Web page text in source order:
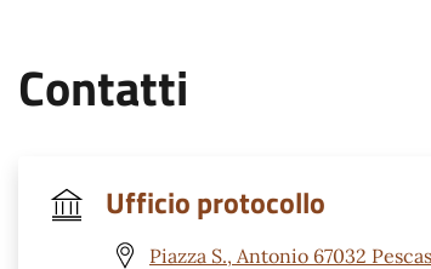
Contatti
Ufficio protocollo
Piazza S., Antonio 67032